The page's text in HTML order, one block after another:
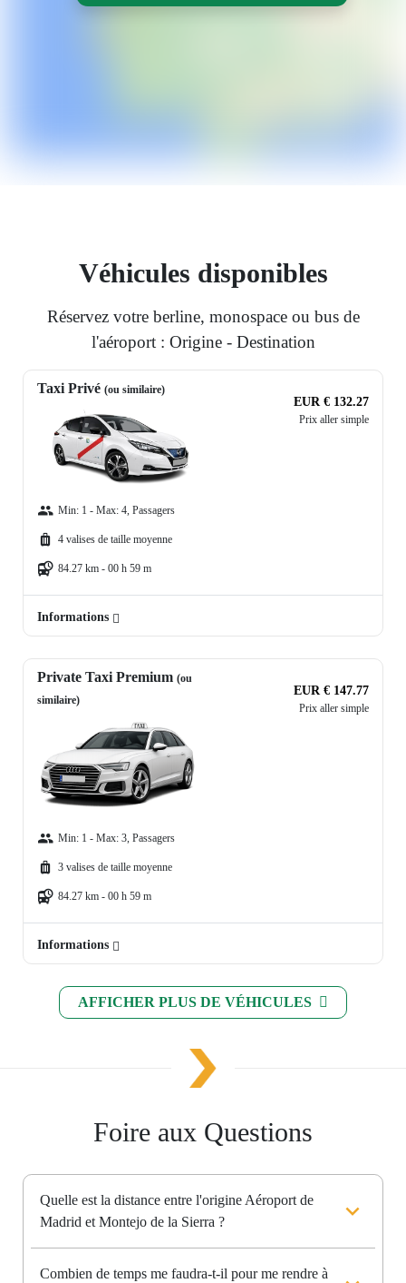
Véhicules disponibles
Réservez votre berline, monospace ou bus de
l'aéroport : Origine - Destination
Taxi Privé (ou similaire)
EUR € 132.27
Prix aller simple
Min: 1 - Max: 4, Passagers
4 valises de taille moyenne
84.27 km - 00 h 59 m
Informations
Private Taxi Premium (ou
similaire)
EUR € 147.77
Prix aller simple
Min: 1 - Max: 3, Passagers
3 valises de taille moyenne
84.27 km - 00 h 59 m
Informations
AFFICHER PLUS DE VÉHICULES
Foire aux Questions
Quelle est la distance entre l'origine Aéroport de
Madrid et Montejo de la Sierra ?
Combien de temps me faudra-t-il pour me rendre à